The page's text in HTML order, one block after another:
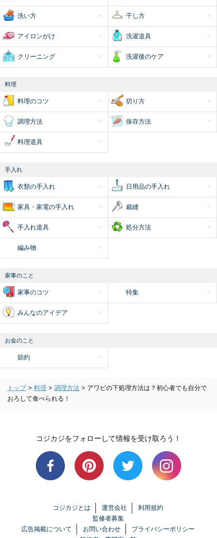
洗い方 干し方
アイロンがけ 洗濯道具
クリーニング 洗濯後のケア
料理
料理のコツ 切り方
調理方法 保存方法
料理道具
手入れ
衣類の手入れ 日用品の手入れ
家具・家電の手入れ 裁縫
手入れ道具 処分方法
編み物
家事のこと
家事のコツ 特集
みんなのアイデア
お金のこと
節約
トップ > 料理 > 調理方法 > アワビの下処理方法は？初心者でも自分で
おろして食べられる！
コジカジをフォローして情報を受け取ろう！
コジカジとは 運営会社
利用規約
監修者募集
広告掲載について
お問い合わせ
プライバシーポリシー